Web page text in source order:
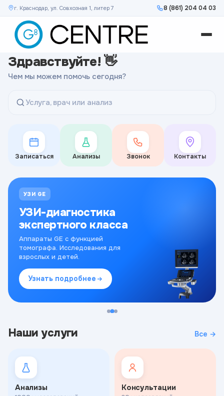
г. Краснодар, ул. Совхозная 1, литер 7 8 (861) 204 04 03
Здравствуйте! 👋
Чем мы можем помочь сегодня?
Услуга, врач или анализ
Записаться Анализы Звонок Контакты
УЗИ GE
УЗИ-диагностика
экспертного класса
Аппараты GE с функцией
томографа. Исследования для
взрослых и детей.
Узнать подробнее
Наши услуги Все →
Анализы Консультации